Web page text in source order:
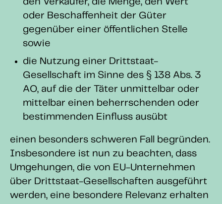
den Verkäufer, die Menge, den Wert
oder Beschaffenheit der Güter
gegenüber einer öffentlichen Stelle
sowie
die Nutzung einer Drittstaat-
Gesellschaft im Sinne des § 138 Abs. 3
AO, auf die der Täter unmittelbar oder
mittelbar einen beherrschenden oder
bestimmenden Einfluss ausübt
einen besonders schweren Fall begründen.
Insbesondere ist nun zu beachten, dass
Umgehungen, die von EU-Unternehmen
über Drittstaat-Gesellschaften ausgeführt
werden, eine besondere Relevanz erhalten